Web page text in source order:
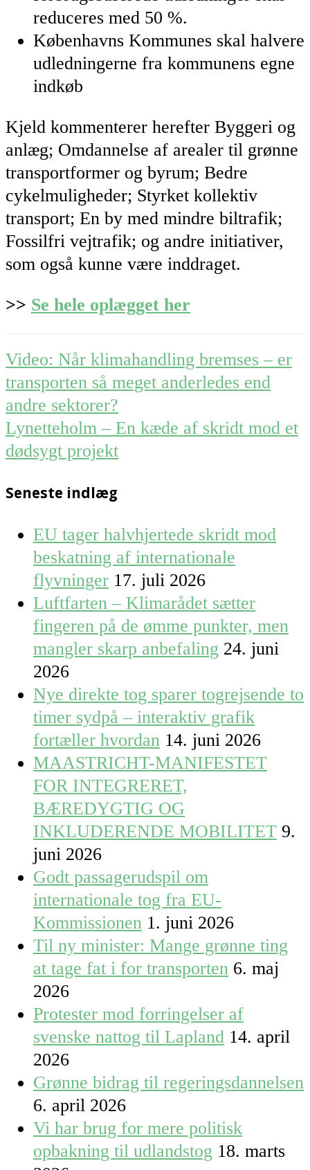
reduceres med 50 %.
Københavns Kommunes skal halvere
udledningerne fra kommunens egne
indkøb
Kjeld kommenterer herefter Byggeri og
anlæg; Omdannelse af arealer til grønne
transportformer og byrum; Bedre
cykelmuligheder; Styrket kollektiv
transport; En by med mindre biltrafik;
Fossilfri vejtrafik; og andre initiativer,
som også kunne være inddraget.
>> Se hele oplægget her
Post
navigation
Video: Når klimahandling bremses – er
transporten så meget anderledes end
andre sektorer?
Lynetteholm – En kæde af skridt mod et
dødsygt projekt
Seneste indlæg
EU tager halvhjertede skridt mod
beskatning af internationale
flyvninger 17. juli 2026
Luftfarten – Klimarådet sætter
fingeren på de ømme punkter, men
mangler skarp anbefaling 24. juni
2026
Nye direkte tog sparer togrejsende to
timer sydpå – interaktiv grafik
fortæller hvordan 14. juni 2026
MAASTRICHT-MANIFESTET
FOR INTEGRERET,
BÆREDYGTIG OG
INKLUDERENDE MOBILITET 9.
juni 2026
Godt passagerudspil om
internationale tog fra EU-
Kommissionen 1. juni 2026
Til ny minister: Mange grønne ting
at tage fat i for transporten 6. maj
2026
Protester mod forringelser af
svenske nattog til Lapland 14. april
2026
Grønne bidrag til regeringsdannelsen
6. april 2026
Vi har brug for mere politisk
opbakning til udlandstog 18. marts